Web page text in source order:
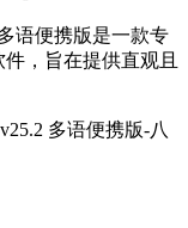
语便携版是一款专
，旨在提供直观且